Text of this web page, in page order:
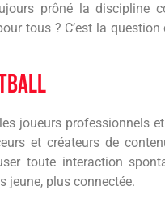
prôné la discipline
tous ? C’est la
joueurs professionnels
et créateurs de
toute interaction
jeune, plus connectée.